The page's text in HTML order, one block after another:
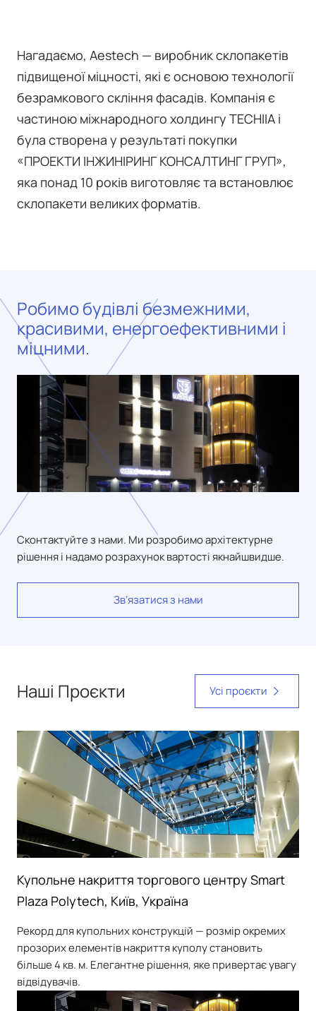
Нагадаємо, Aestech — виробник склопакетів
підвищеної міцності, які є основою технології
безрамкового скління фасадів. Компанія є
частиною міжнародного холдингу TECHIIA і
була створена у результаті покупки
«ПРОЕКТИ ІНЖИНІРИНГ КОНСАЛТИНГ ГРУП»,
яка понад 10 років виготовляє та встановлює
склопакети великих форматів.
Робимо будівлі безмежними,
красивими, енергоефективними і
міцними.
Сконтактуйте з нами. Ми розробимо архітектурне
рішення і надамо розрахунок вартості якнайшвидше.
Звʼязатися з нами
Наші Проєкти Усі проєкти
Купольне накриття торгового центру Smart
Plaza Polytech, Київ, Україна
Рекорд для купольних конструкцій — розмір окремих
прозорих елементів накриття куполу становить
більше 4 кв. м. Елегантне рішення, яке привертає увагу
відвідувачів.